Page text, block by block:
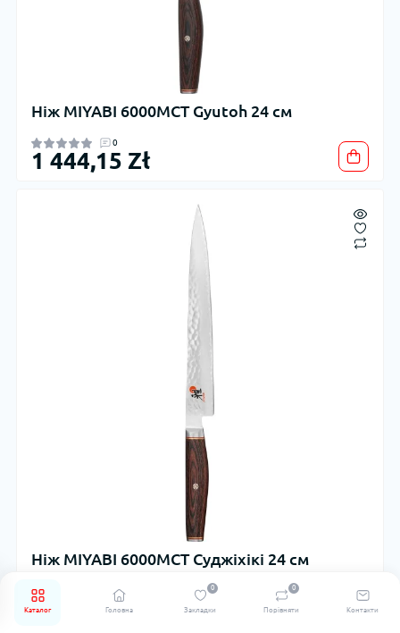
Каталог Головна Закладки
0
Порівняти
0
Контакти
Ніж MIYABI 6000MCT Gyutoh 24 см
0
1 444,15 Zł
Ніж MIYABI 6000MCT Суджіхікі 24 см
0
1 359,15 Zł